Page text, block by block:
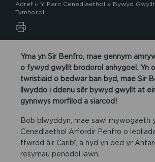
Adref » Y Parc Cenedlaethol » Bywyd Gwyllt
Tymhorol
Yma yn Sir Benfro, mae gennym
o fywyd gwyllt brodorol anhygoel. Yn
twristiaid o bedwar ban byd, mae Sir
llwyddo i ddenu sêr bywyd gwyllt at
gynnwys morfilod a siarcod!
Bob blwyddyn, mae sawl rhywogaeth
Cenedlaethol Arfordir Penfro o
ffwrdd â’r Caribî, a hyd yn oed yr
resymau penodol iawn.